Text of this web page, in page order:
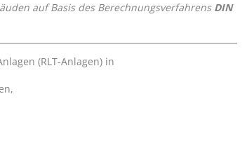
auf Basis des Berechnungsverfahrens DIN
(RLT-Anlagen) in